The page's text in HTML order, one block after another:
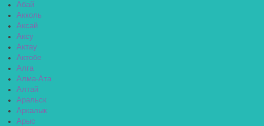
Абай
Акколь
Аксай
Аксу
Актау
Актобе
Алга
Алма-Ата
Алтай
Аральск
Аркалык
Арыс